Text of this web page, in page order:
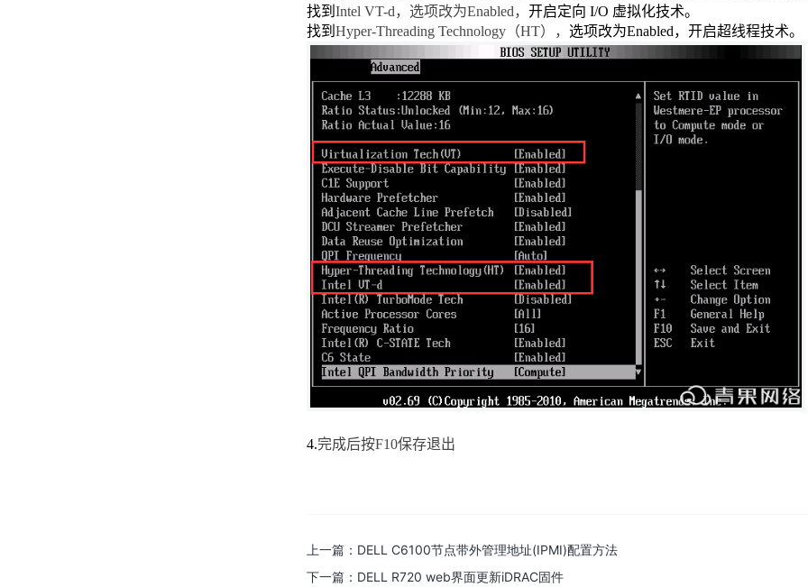
找到 Intel VT-d，选项改为Enabled， 开启定向 I/O 虚拟化技术。
找到 Hyper-Threading Technology （HT）， 选项改为Enabled，开启超线程技术。
4.完成后按F10保存退出
上一篇： DELL C6100节点带外管理地址(IPMI)配置方法
下一篇： DELL R720 web界面更新iDRAC固件